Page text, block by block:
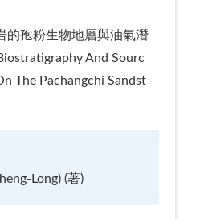
的孢粉生物地層與油氣潛
And Sourc
The Pachangchi Sandst
Long) (著)